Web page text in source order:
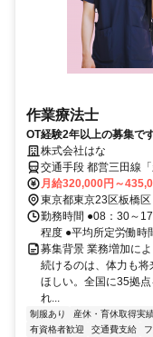
作業療法士
OT経験2年以上の募集で
祝日休み・年間休日124日
株式会社はな
交通手段 都営三田線
徒歩6分 ・JR埼京線「
「新板橋駅」
月給320,000円～
東京都東京23区板橋区
勤務時間 ●08：30～
程度 ●平均所定労働時
募集背景 業務増加に
続けるのは、体力も
ほしい。全国に35拠
れ...
制服あり 産休・育休取得実
有資格者歓迎
交通費支給